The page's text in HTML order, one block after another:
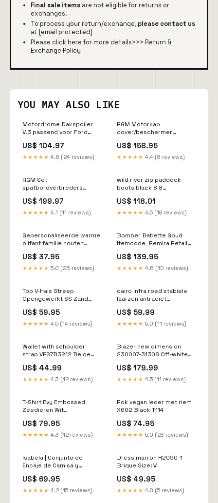
Final sale items are not eligible for returns or
exchanges.
To process your return/exchange, please contact us
at [email protected]
Please click here for more details>>> Return &
Exchange Policy
YOU MAY ALSO LIKE
Motordrome Dakspoiler
V.3 passend voor Ford
2023- & Volkswagen
Transporter T7 2024- (met
US$ 104.97
★★★★★ 4.6 (24 reviews)
RGM Motorkap
cover/beschermer
Vito 2014- Zwart Interieur
verlichting
US$ 158.95
★★★★★ 4.4 (8 reviews)
RGM Set
spatbordverbreders
Custom / Tourneo Custom
(V710) 2023- Korte
US$ 199.97
★★★★★ 4.1 (11 reviews)
wild river zip paddock
boots black 8 8
US$ 118.01
★★★★★ 4.5 (18 reviews)
Gepersonaliseerde warme
olifant familie houten
Kerstmis Wooden puzzle
US$ 37.95
★★★★★ 5.0 (26 reviews)
Bomber Babette Goud
Itemcode_Remira Retail
US$ 139.95
★★★★★ 4.6 (10 reviews)
Top V-Hals Streep
Opengewerkt SS Zand
US$ 59.95
★★★★★ 4.5 (14 reviews)
cairo infra roed stabiele
laarzen antraciet
RGroup_E3UGF
US$ 59.99
★★★★★ 5.0 (11 reviews)
Wallet with schoulder
strap VPS7B3212 Beige
US$ 44.99
★★★★★ 4.3 (12 reviews)
Blazer new dimension
230007-31308 Off-white
US$ 179.99
★★★★★ 4.5 (11 reviews)
T-Shirt Evy Embossed
Zeedieren Wit
Cloud_55173
US$ 79.95
★★★★★ 4.3 (12 reviews)
Rok vegan leder met riem
X602 Black T114
US$ 74.95
★★★★★ 5.0 (23 reviews)
Isabela | Conjunto de
Encaje de Camisa y
Color:Negro
US$ 69.95
★★★★★ 4.2 (15 reviews)
Dress marron H2090-1
Brique Size:M
US$ 49.95
★★★★★ 4.8 (5 reviews)